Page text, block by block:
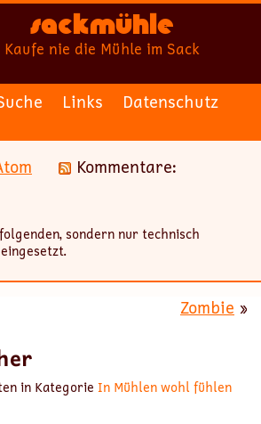
Sackmühle
Kaufe nie die Mühle im Sack
Links
Datenschutz
Kommentare:
sondern nur technisch
Zombie »
in Kategorie In Mühlen wohl fühlen